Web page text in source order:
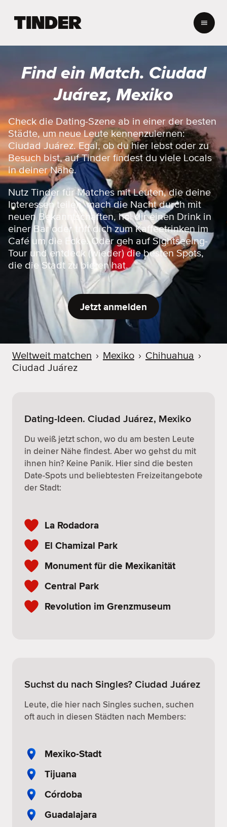
r
S
a
r
t
s
e
i
t
e
Find ein Match. Ciudad
Juárez, Mexiko
Check die Dating-Szene ab in einer der besten
Städte, um neue Leute kennenzulernen:
Ciudad Juárez. Egal, ob du hier lebst oder zu
Besuch bist, auf Tinder findest du viele Locals
in deiner Nähe.
Nutz Tinder für Matches mit Leuten, die deine
Interessen teilen, mach die Nacht durch mit
neuen Bekanntschaften, hol dir einen Drink in
einer Bar oder triff dich zum Kaffeetrinken im
Café um die Ecke. Oder geh auf Sightseeing-
Tour und entdeck (wieder) die besten Spots,
die die Stadt zu bieten hat.
Jetzt anmelden
Weltweit matchen › Mexiko › Chihuahua ›
Ciudad Juárez
Dating-Ideen. Ciudad Juárez, Mexiko
Du weiß jetzt schon, wo du am besten Leute
in deiner Nähe findest. Aber wo gehst du mit
ihnen hin? Keine Panik. Hier sind die besten
Date-Spots und beliebtesten Freizeitangebote
der Stadt:
La Rodadora
El Chamizal Park
Monument für die Mexikanität
Central Park
Revolution im Grenzmuseum
Suchst du nach Singles? Ciudad Juárez
Leute, die hier nach Singles suchen, suchen
oft auch in diesen Städten nach Members:
Mexiko-Stadt
Tijuana
Córdoba
Guadalajara